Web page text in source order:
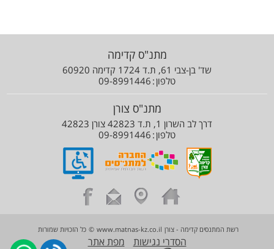
מתנ"ס קדימה
שד' בן-צבי 61, ת.ד 1724 קדימה 60920
טלפון 09-8991446
מתנ"ס צורן
דרך לב השרון 1, ת.ד 42823 צורן 42823
טלפון 09-8991446
רשת המתנסים קדימה - צורן www.matnas-kz.co.il
© כל הזכויות שמורות
הסדרי נגישות מפת אתר